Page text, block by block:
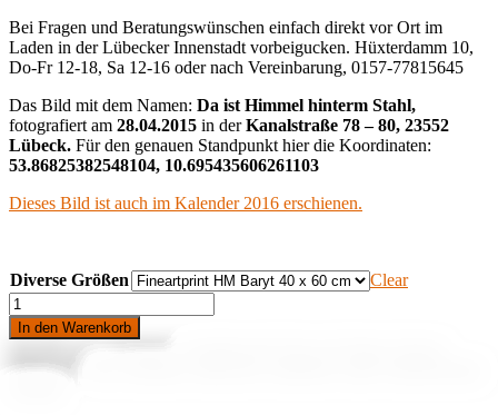
Bei Fragen und Beratungswünschen einfach direkt vor Ort im
Laden in der Lübecker Innenstadt vorbeigucken. Hüxterdamm 10,
Do-Fr 12-18, Sa 12-16 oder nach Vereinbarung, 0157-77815645
Das Bild mit dem Namen: Da ist Himmel hinterm Stahl,
fotografiert am 28.04.2015 in derKanalstraße 78 – 80, 23552
Lübeck. Für den genauen Standpunkt hier die Koordinaten:
53.86825382548104, 10.695435606261103
Dieses Bild ist auch im Kalender 2016 erschienen.
Diverse Größen
Clear
Da
ist
Himmel
In den Warenkorb
Stichworte: